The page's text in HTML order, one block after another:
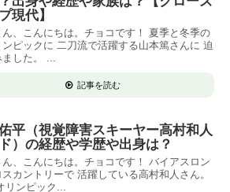
現代】
ん、こんにちは。チョコです！ 夏季と冬季の
ピックに 二刀流で活躍する山本篤さんに 迫
ました。 ...
記事を読む
平（視覚障害スキーヤー高村和人
）の経歴や学歴や出身は？
、こんにちは。チョコです！ バイアスロン
カントリーで 活躍している高村和人さん。
リンピック...